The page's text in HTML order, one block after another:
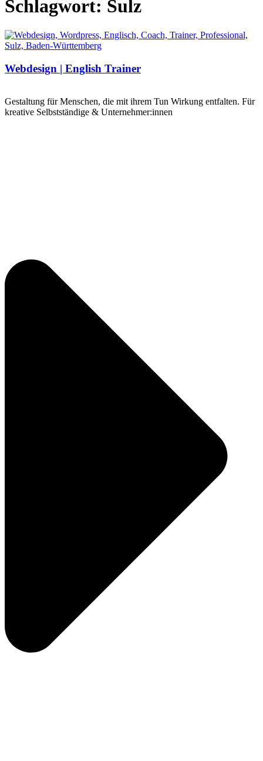
Schlagwort: Sulz
Webdesign | English Trainer
Gestaltung für Menschen, die mit ihrem Tun Wirkung entfalten. Für
kreative Selbstständige & Unternehmer:innen